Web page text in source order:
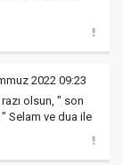
2022 09:23
olsun, " son
Selam ve dua ile